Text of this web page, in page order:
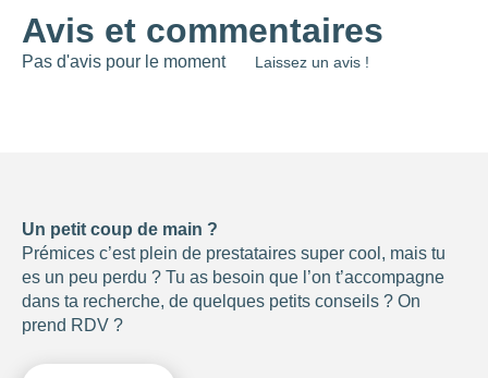
Avis et commentaires
Pas d'avis pour le moment Laissez un avis !
Un petit coup de main ?
Prémices c’est plein de prestataires super cool, mais tu
es un peu perdu ? Tu as besoin que l’on t’accompagne
dans ta recherche, de quelques petits conseils ? On
prend RDV ?
0— 768
NOTE
OUVERTURE
Choisir
BUDGET DE LA